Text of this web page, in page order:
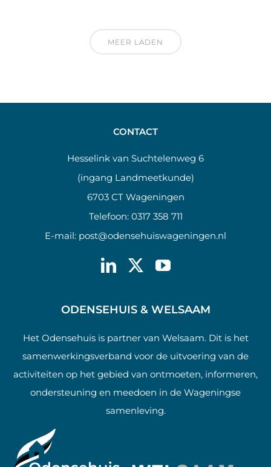
MEER LADEN
CONTACT
Hesselink van Suchtelenweg 6
(ingang Landmeetkunde)
6703 CT Wageningen
Telefoon: 0317 358 711
E-mail: post@odensehuiswageningen.nl
ODENSEHUIS & WELSAAM
Het Odensehuis is partner van Welsaam. Dit is het
samenwerkingsverband voor de uitvoering van de
activiteiten op het gebied van ontmoeten, informeren,
ondersteuning en meedoen in de Wageningse
samenleving.